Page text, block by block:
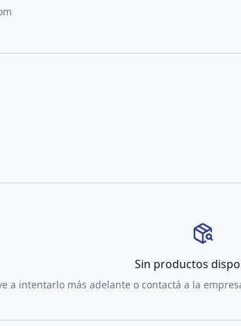
Sin productos
a intentarlo más adelante o contactá a la